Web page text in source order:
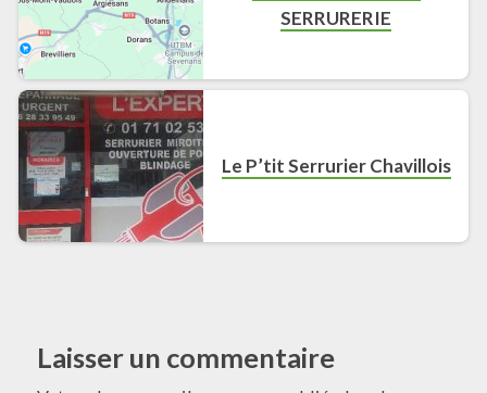
SERRURERIE
Le P’tit Serrurier Chavillois
Laisser un commentaire